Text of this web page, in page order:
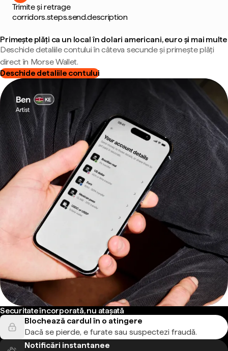
Trimite și retrage
corridors.steps.send.description
Primește plăți ca un local în dolari americani, euro și mai multe
Deschide detaliile contului în câteva secunde și primește plăți
direct în Morse Wallet.
Deschide detaliile contului
Securitate încorporată, nu atașată
Blochează cardul în o atingere
Dacă se pierde, e furate sau suspectezi fraudă.
Notificări instantanee